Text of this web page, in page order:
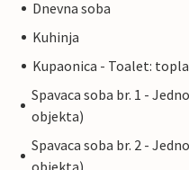
Dnevna soba
Kuhinja
Kupaonica - Toalet:
Spavaca soba br. 1 -
objekta)
Spavaca soba br. 2 -